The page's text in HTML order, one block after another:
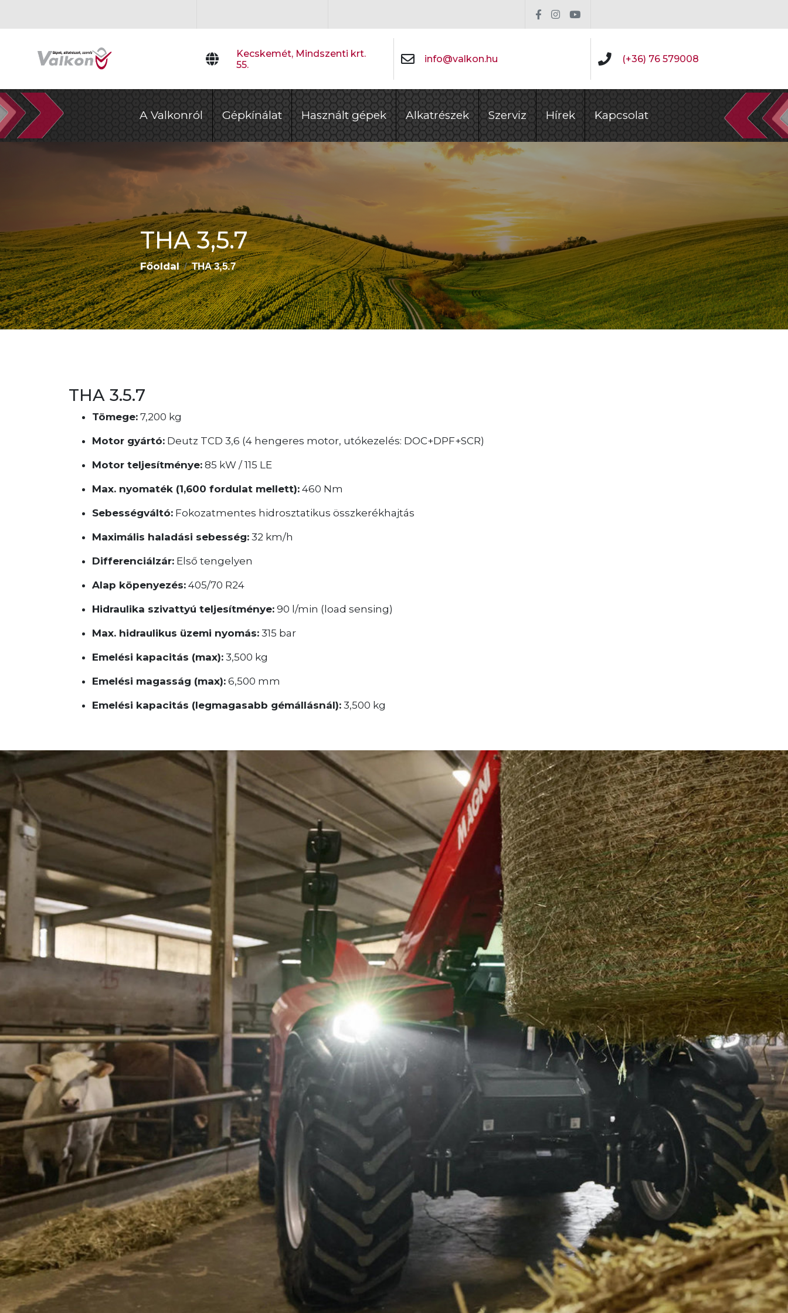
Kecskemét, Mindszenti krt.
55.
info@valkon.hu (+36) 76 579008
A Valkonról Gépkínálat Használt gépek Alkatrészek Szerviz Hírek Kapcsolat
THA 3,5.7
Főoldal THA 3,5.7
THA 3.5.7
Tömege: 7,200 kg
Motor gyártó: Deutz TCD 3,6 (4 hengeres motor, utókezelés: DOC+DPF+SCR)
Motor teljesítménye: 85 kW / 115 LE
Max. nyomaték (1,600 fordulat mellett): 460 Nm
Sebességváltó: Fokozatmentes hidrosztatikus összkerékhajtás
Maximális haladási sebesség: 32 km/h
Differenciálzár: Első tengelyen
Alap köpenyezés: 405/70 R24
Hidraulika szivattyú teljesítménye: 90 l/min (load sensing)
Max. hidraulikus üzemi nyomás: 315 bar
Emelési kapacitás (max): 3,500 kg
Emelési magasság (max): 6,500 mm
Emelési kapacitás (legmagasabb gémállásnál): 3,500 kg